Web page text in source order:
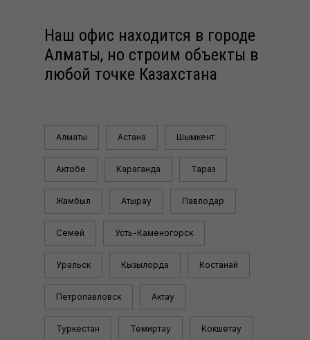
Наш офис находится в городе
Алматы, но строим объекты в
любой точке Казахстана
Алматы Астана Шымкент
Актобе Караганда Тараз
Жамбыл Атырау Павлодар
Семей Усть-Каменогорск
Уральск Кызылорда Костанай
Петропавловск Актау
Туркестан Темиртау Кокшетау